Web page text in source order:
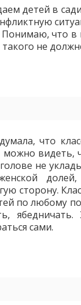
детей в
что
не
что
видеть,
не
сторону.
по любому
сами.